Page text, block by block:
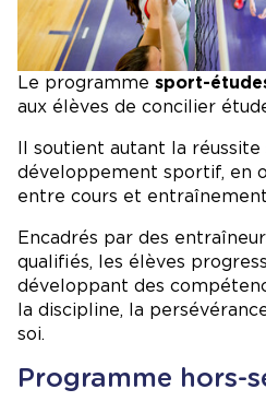
Le programme sport-
aux élèves de concilier
Il soutient autant la réussite
développement sportif, en
entre cours et
Encadrés par des
qualifiés, les élèves
développant des
la discipline, la
soi.
Programme hors-